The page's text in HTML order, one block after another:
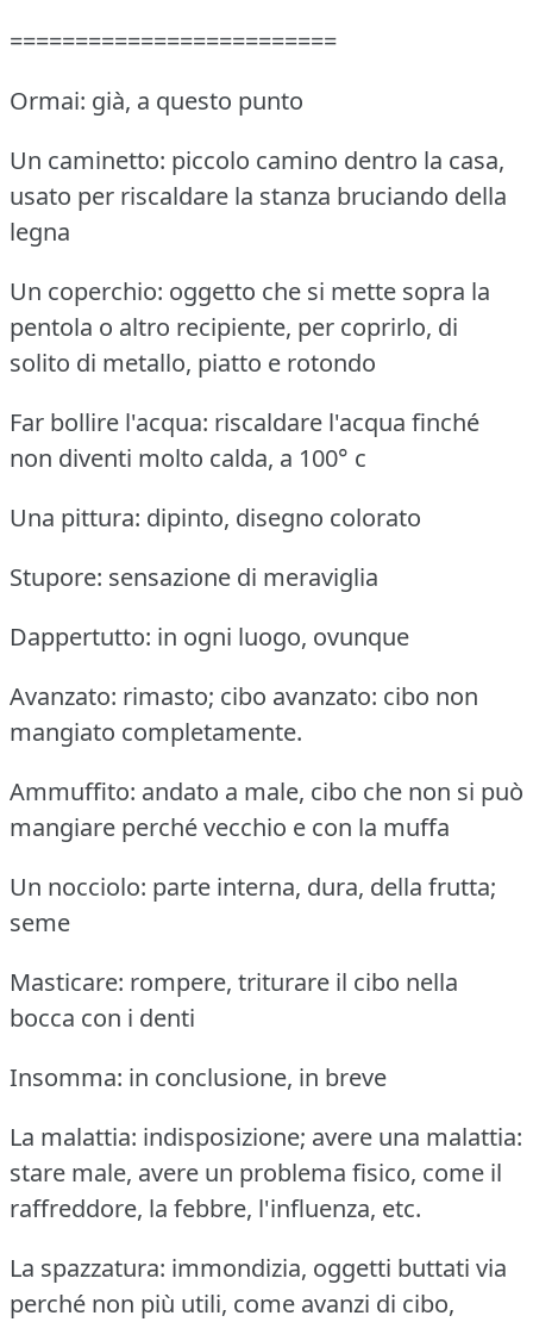
=========================
Ormai: già, a questo punto
Un caminetto: piccolo camino dentro la casa,
usato per riscaldare la stanza bruciando della
legna
Un coperchio: oggetto che si mette sopra la
pentola o altro recipiente, per coprirlo, di
solito di metallo, piatto e rotondo
Far bollire l'acqua: riscaldare l'acqua finché
non diventi molto calda, a 100° c
Una pittura: dipinto, disegno colorato
Stupore: sensazione di meraviglia
Dappertutto: in ogni luogo, ovunque
Avanzato: rimasto; cibo avanzato: cibo non
mangiato completamente.
Ammuffito: andato a male, cibo che non si può
mangiare perché vecchio e con la muffa
Un nocciolo: parte interna, dura, della frutta;
seme
Masticare: rompere, triturare il cibo nella
bocca con i denti
Insomma: in conclusione, in breve
La malattia: indisposizione; avere una malattia:
stare male, avere un problema fisico, come il
raffreddore, la febbre, l'influenza, etc.
La spazzatura: immondizia, oggetti buttati via
perché non più utili, come avanzi di cibo,